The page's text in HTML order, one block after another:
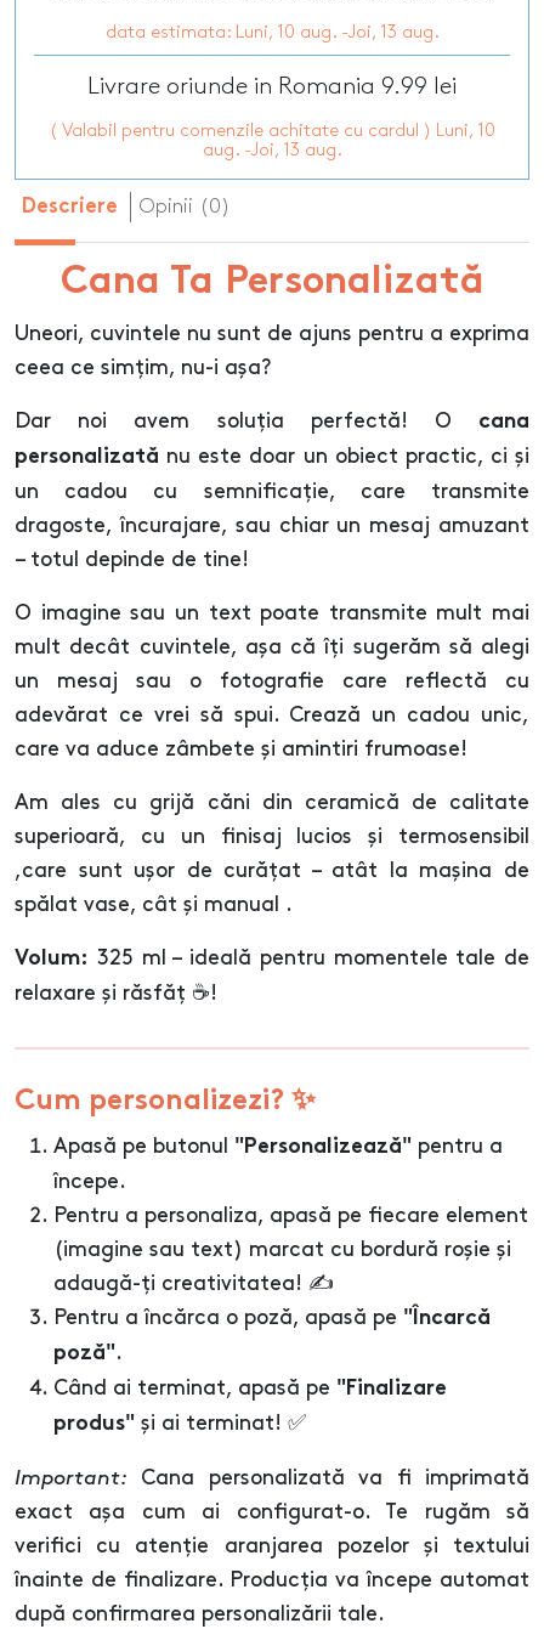
data estimata: Luni, 10 aug. -Joi, 13 aug.
Livrare oriunde in Romania 9.99 lei
( Valabil pentru comenzile achitate cu cardul ) Luni, 10
aug. -Joi, 13 aug.
Descriere Opinii (0)
Cana Ta Personalizată
Uneori, cuvintele nu sunt de ajuns pentru a exprima
ceea ce simțim, nu-i așa?
Dar noi avem soluția perfectă! O cana
personalizată nu este doar un obiect practic, ci și
un cadou cu semnificație, care transmite
dragoste, încurajare, sau chiar un mesaj amuzant
– totul depinde de tine!
O imagine sau un text poate transmite mult mai
mult decât cuvintele, așa că îți sugerăm să alegi
un mesaj sau o fotografie care reflectă cu
adevărat ce vrei să spui. Crează un cadou unic,
care va aduce zâmbete și amintiri frumoase!
Am ales cu grijă căni din ceramică de calitate
superioară, cu un finisaj lucios și termosensibil
,care sunt ușor de curățat – atât la mașina de
spălat vase, cât și manual .
Volum: 325 ml – ideală pentru momentele tale de
relaxare și răsfăț ☕!
Cum personalizezi? ✨
Apasă pe butonul "Personalizează" pentru a
începe.
Pentru a personaliza, apasă pe fiecare element
(imagine sau text) marcat cu bordură roșie și
adaugă-ți creativitatea! ✍️
Pentru a încărca o poză, apasă pe "Încarcă
poză".
Când ai terminat, apasă pe "Finalizare
produs" și ai terminat! ✅
Important: Cana personalizată va fi imprimată
exact așa cum ai configurat-o. Te rugăm să
verifici cu atenție aranjarea pozelor și textului
înainte de finalizare. Producția va începe automat
după confirmarea personalizării tale.